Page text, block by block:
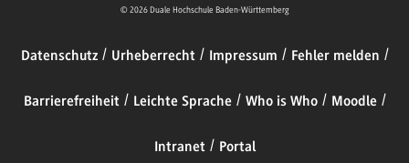
© 2026 Duale Hochschule Baden-Württemberg
Datenschutz Urheberrecht Impressum Fehler melden
Barrierefreiheit Leichte Sprache Who is Who Moodle
Intranet Portal